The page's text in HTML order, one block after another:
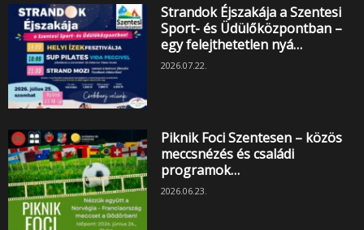
Strandok Éjszakája a Szentesi
Sport- és Üdülőközpontban –
egy felejthetetlen nyá…
2026.07.22.
Piknik Foci Szentesen – közös
meccsnézés és családi
programok…
2026.06.23.